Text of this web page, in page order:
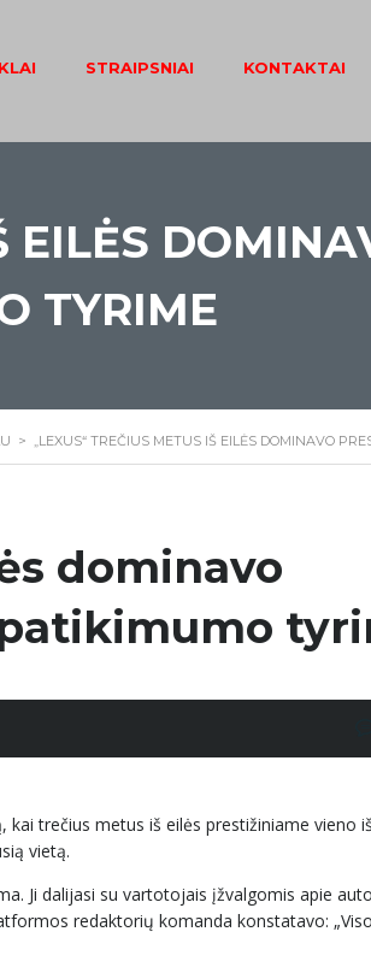
STRAIPSNIAI KONTAKTAI
EILĖS
TYRIME
> „LEXUS“ TREČIUS METUS IŠ EILĖS DOMINAVO
dominavo
trečius metus iš eilės prestižiniame vieno
vietą.
Ji dalijasi su vartotojais įžvalgomis apie
redaktorių komanda konstatavo: